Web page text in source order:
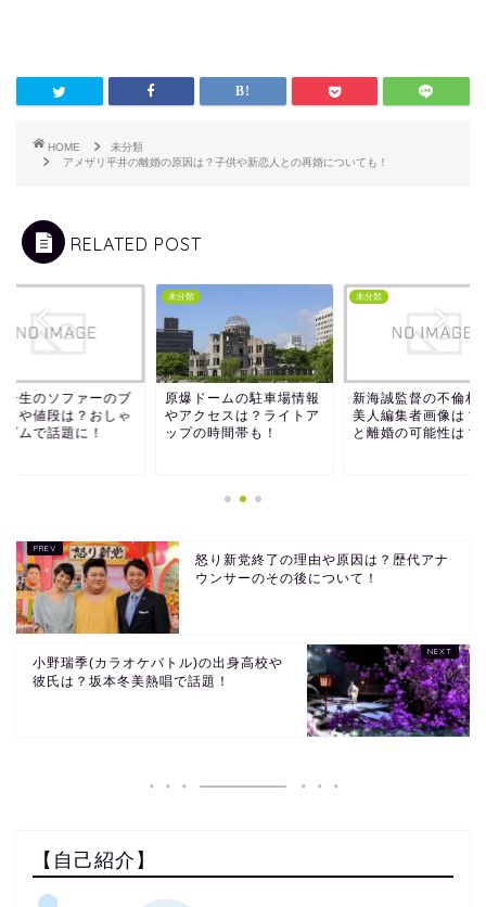
HOME
未分類
アメザリ平井の離婚の原因は？子供や新恋人との再婚についても！
RELATED POST
一生のソファーのブ
ドや値段は？おしゃ
ズムで話題に！
未分類
原爆ドームの駐車場情報
やアクセスは？ライトア
ップの時間帯も！
未分類
新海誠監督の不倫相
美人編集者画像は？
と離婚の可能性は？
怒り新党終了の理由や原因は？歴代アナ
ウンサーのその後について！
小野瑞季(カラオケバトル)の出身高校や
彼氏は？坂本冬美熱唱で話題！
【自己紹介】